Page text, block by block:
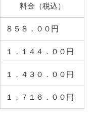
料金（税込）
８５８．００円
１，１４４．００円
１，４３０．００円
１，７１６．００円